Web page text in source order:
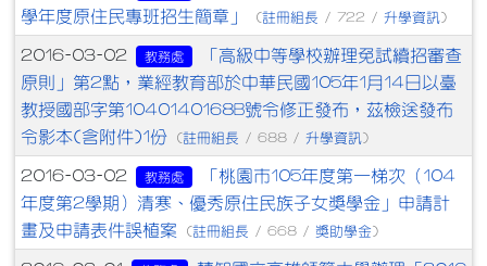
學年度原住民專班招生簡章」
(註冊組長 / 722 / 升學資訊 )
2016-03-02 教務處
「高級中等學校辦理免試續招審查
原則」第2點，業經教育部於中華民國105年1月14日以臺
教授國部字第1040140168B號令修正發布，茲檢送發布
令影本(含附件)1份
(註冊組長 / 688 / 升學資訊 )
2016-03-02 教務處
「桃園市105年度第一梯次（104
年度第2學期）清寒、優秀原住民族子女獎學金」申請計
畫及申請表件誤植案
(註冊組長 / 668 / 獎助學金 )